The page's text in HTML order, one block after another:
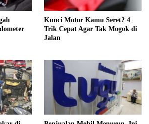
Kunci Motor Kamu Seret? 4
Trik Cepat Agar Tak Mogok di
Jalan